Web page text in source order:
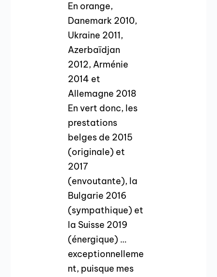
En orange,
Danemark 2010,
Ukraine 2011,
Azerbaïdjan
2012, Arménie
2014 et
Allemagne 2018
En vert donc, les
prestations
belges de 2015
(originale) et
2017
(envoutante), la
Bulgarie 2016
(sympathique) et
la Suisse 2019
(énergique) …
exceptionnelleme
nt, puisque mes